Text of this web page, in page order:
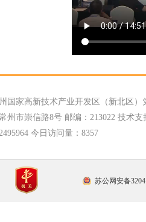
国家高新技术产业开发区（新北区）
州市崇信路8号 邮编：213022 技术支
今日访问量： 8357
苏公网安备